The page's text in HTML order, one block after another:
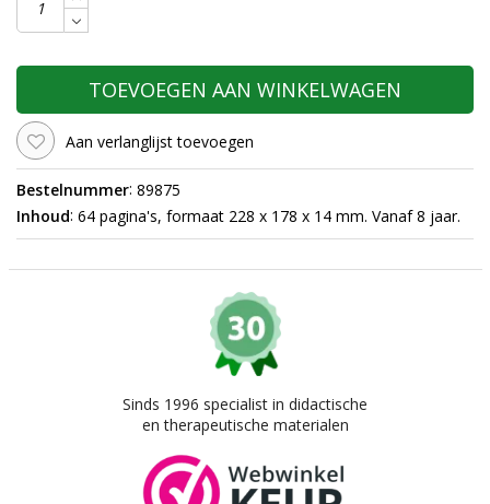
TOEVOEGEN AAN WINKELWAGEN
Aan verlanglijst toevoegen
Bestelnummer: 89875
Inhoud: 64 pagina's, formaat 228 x 178 x 14 mm. Vanaf 8 jaar.
Sinds 1996 specialist in didactische
en therapeutische materialen